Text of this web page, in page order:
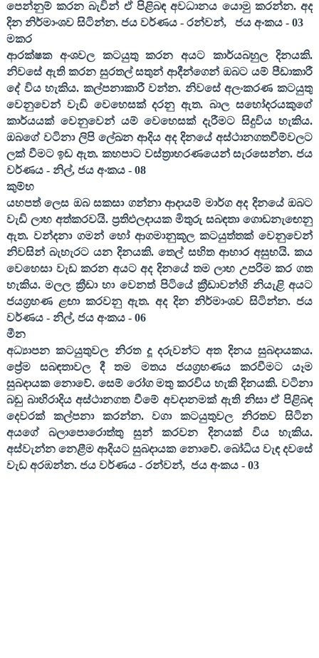
පෙන්නුම් කරන බැවින් ඒ පිළිබඳ අවධානය යොමු කරන්න. අද
දින නිර්මාංශව සිටින්න. ජය වර්ණය - රන්වන්, ජය අංකය -03
මකර
ආරක්ෂක අංශවල කටයුතු කරන අයට කාර්යබහුල දිනයකි.
නිවසේ ඇති කරන සුරතල් සතුන් ආදීන්ගෙන් ඔබට යම් පීඩාකාරී
දේ විය හැකිය. කල්පනාකාරී වන්න. නිවසේ අලංකරණ කටයුතු
වෙනුවෙන් වැඩි වෙහෙසක් දරනු ඇත. බාල සහෝදරයකුගේ
කාර්යයක් වෙනුවෙන් යම් වෙහෙසක් දැරීමට සිදුවිය හැකිය.
ඔබගේ වටිනා ලිපි ලේඛන ආදිය අද දිනයේ අස්ථානගතවීම්වලට
ලක් වීමට ඉඩ ඇත. කහපාට වස්ත්‍රාභරණයෙන් සැරසෙන්න. ජය
වර්ණය - නිල්, ජය අංකය -08
කුම්භ
යහපත් ලෙස ඔබ සකසා ගන්නා ආදායම් මාර්ග අද දිනයේ ඔබට
වැඩි ලාභ අත්කරවයි. ප්‍රතිඵලදායක මිතුරු සබඳතා ගොඩනැඟෙනු
ඇත. වන්දනා ගමන් හෝ ආගමානුකූල කටයුත්තක් වෙනුවෙන්
නිවසින් බැහැරට යන දිනයකි. තෙල් සහිත ආහාර අසුභයි. කය
වෙහෙසා වැඩ කරන අයට අද දිනයේ තම ලාභ උපරිම කර ගත
හැකිය. මලල ක්‍රීඩා හා වෙනත් පිටියේ ක්‍රීඩාවන්හි නියැළි අයට
ජයග්‍රහණ ළඟා කරවනු ඇත. අද දින නිර්මාංශව සිටින්න. ජය
වර්ණය - නිල්, ජය අංකය -06
මීන
අධ්‍යාපන කටයුතුවල නිරත දූ දරුවන්ට අත දිනය සුබදායකය.
ප්‍රේම සබඳතාවල දී තම මතය ජයග්‍රහණය කරවීමට යෑම
සුබදායක නොවේ. සෙම් රෝග මතු කරවිය හැකි දිනයකි. වටිනා
බඩු බාහිරාදිය අස්ථානගත වීමේ අවදානමක් ඇති නිසා ඒ පිළිබඳ
දෙවරක් කල්පනා කරන්න. වගා කටයුතුවල නිරතව සිටින
අයගේ බලාපොරොත්තු සුන් කරවන දිනයක් විය හැකිය.
අස්වැන්න නෙළීම ආදියට සුබදායක නොවේ. බෝධිය වැඳ දවසේ
වැඩ අරඹන්න.ජය වර්ණය-රන්වන්, ජය අංකය - 03